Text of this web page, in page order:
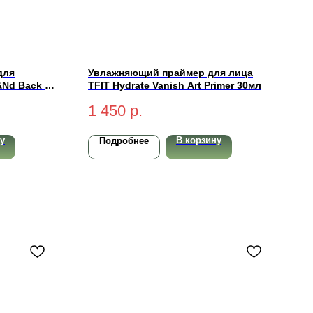
Back Me
Увлажняющий праймер для лица
TFIT Hydrate Vanish Art Primer 30мл
1 450 р.
Подробнее В корзину